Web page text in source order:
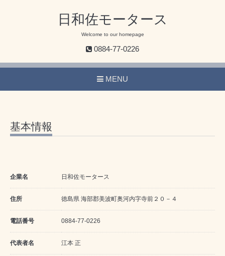
日和佐モータース
Welcome to our homepage
0884-77-0226
MENU
基本情報
企業名 日和佐モータース
住所 徳島県 海部郡美波町奥河内字寺前２０－４
電話番号 0884-77-0226
代表者名 江本 正